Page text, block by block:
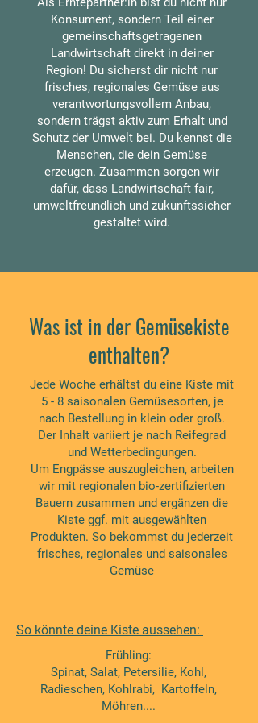
Konsument, sondern Teil einer
gemeinschaftsgetragenen
Landwirtschaft direkt in deiner
Region! Du sicherst dir nicht nur
frisches, regionales Gemüse aus
verantwortungsvollem Anbau,
sondern trägst aktiv zum Erhalt und
Schutz der Umwelt bei. Du kennst die
Menschen, die dein Gemüse
erzeugen. Zusammen sorgen wir
dafür, dass Landwirtschaft fair,
umweltfreundlich und zukunftssicher
gestaltet wird.
Was ist in der Gemüsekiste
enthalten?
Jede Woche erhältst du eine Kiste mit
5 - 8 saisonalen Gemüsesorten, je
nach Bestellung in klein oder groß.
Der Inhalt variiert je nach Reifegrad
und Wetterbedingungen.
Um Engpässe auszugleichen, arbeiten
wir mit regionalen bio-zertifizierten
Bauern zusammen und ergänzen die
Kiste ggf. mit ausgewählten
Produkten. So bekommst du jederzeit
frisches, regionales und saisonales
Gemüse
So könnte deine Kiste aussehen:
Frühling:
Spinat, Salat, Petersilie, Kohl,
Radieschen, Kohlrabi, Kartoffeln,
Möhren....